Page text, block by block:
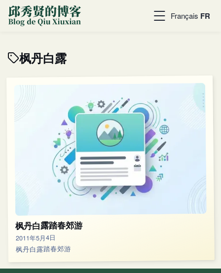
Français FR
枫丹白露
枫丹白露踏春郊游
2011年5月4日
枫丹白露踏春郊游